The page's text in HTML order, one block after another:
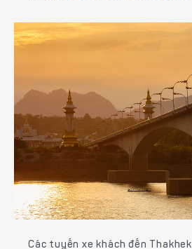
Các tuyến xe khách đến Thakhek